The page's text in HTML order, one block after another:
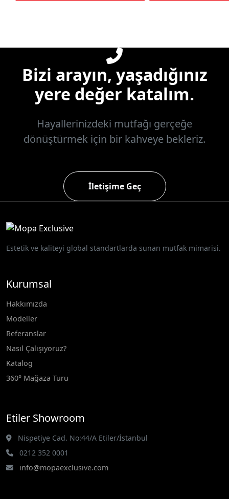
Bizi arayın, yaşadığınız
yere değer katalım.
Hayallerinizdeki mutfağı gerçeğe
dönüştürmek için bir kahveye bekleriz.
İletişime Geç
Estetik ve kaliteyi global standartlarda sunan mutfak mimarisi.
Kurumsal
Hakkımızda
Modeller
Referanslar
Nasıl Çalışıyoruz?
Katalog
360° Mağaza Turu
Etiler Showroom
Nispetiye Cad. No:44/A Etiler/İstanbul
0212 352 0001
info@mopaexclusive.com